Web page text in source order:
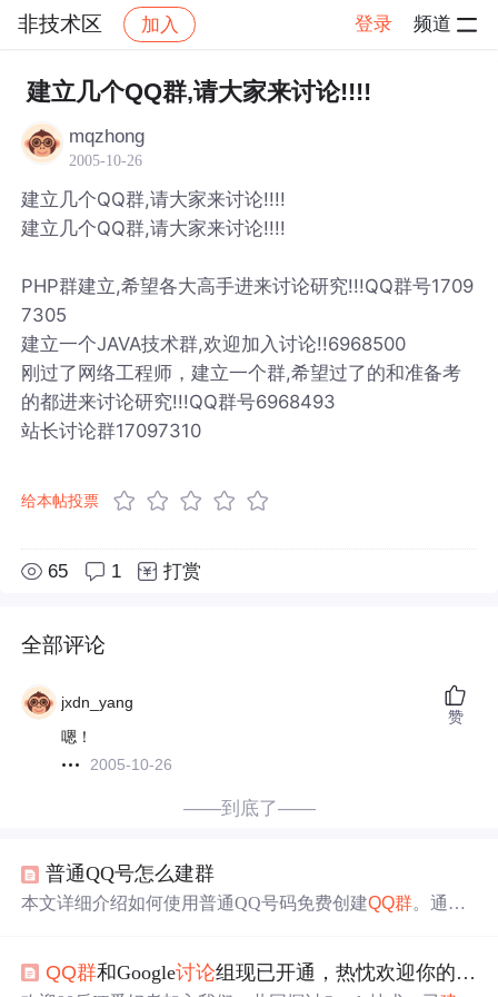
非技术区 加入 登录 频道
社区 非技术区 帖子详情
建立几个QQ群,请大家来讨论!!!!
mqzhong
2005-10-26
建立几个QQ群,请大家来讨论!!!!
建立几个QQ群,请大家来讨论!!!!
PHP群建立,希望各大高手进来讨论研究!!!QQ群号1709
7305
建立一个JAVA技术群,欢迎加入讨论!!6968500
刚过了网络工程师，建立一个群,希望过了的和准备考
的都进来讨论研究!!!QQ群号6968493
站长讨论群17097310
给本帖投票
65 1 打赏
全部评论
jxdn_yang
嗯！
2005-10-26
赞
——到底了——
普通QQ号怎么建群
本文详细介绍如何使用普通QQ号码免费创建QQ群。通过
QQ群和Google讨论组现已开通，热忱欢迎你的加入